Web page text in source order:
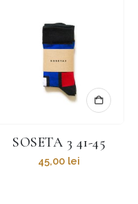
BORSETĂ PIELE
205,00lei